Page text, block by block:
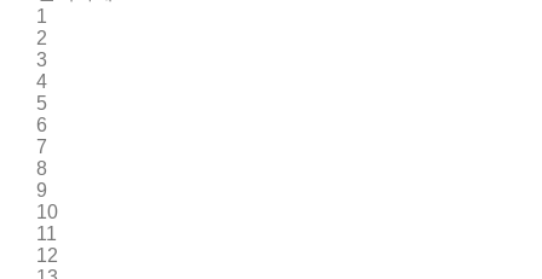
1
2
3
4
5
6
7
8
9
10
11
12